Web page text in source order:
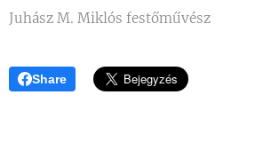
Juhász M. Miklós festőművész
Share